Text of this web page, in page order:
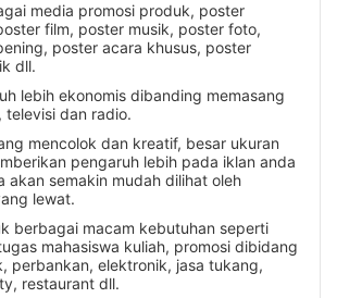
media promosi produk, poster
film, poster musik, poster foto,
poster acara khusus, poster
dll.
lebih ekonomis dibanding memasang
televisi dan radio.
mencolok dan kreatif, besar ukuran
pengaruh lebih pada iklan anda
akan semakin mudah dilihat oleh
lewat.
berbagai macam kebutuhan seperti
mahasiswa kuliah, promosi dibidang
perbankan, elektronik, jasa tukang,
restaurant dll.